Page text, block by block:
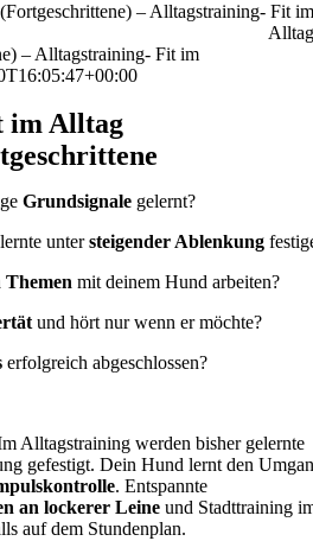
– Alltagstraining- Fit im
Alltag
– Alltagstraining- Fit im
im Alltag
Grundsignale gelernt?
untersteigender Ablenkung
Themen mit deinem Hund arbeiten?
und hört nur wenn er möchte?
erfolgreich abgeschlossen?
Alltagstraining werden bisher gelernte
gefestigt. Dein Hund lernt den
. Entspannte
an lockerer Leine und Stadttraining
auf dem Stundenplan.